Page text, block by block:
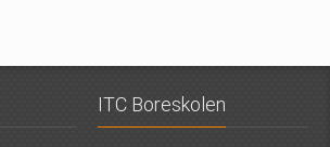
ITC Boreskolen